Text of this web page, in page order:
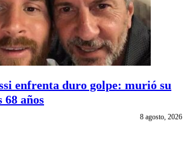
enfrenta duro golpe: murió su
68 años
8 agosto, 2026